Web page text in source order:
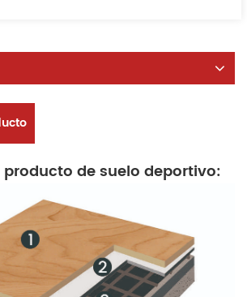
de suelo deportivo: